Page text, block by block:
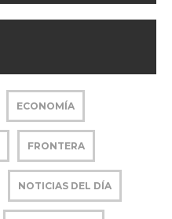
ECONOMÍA
FRONTERA
NOTICIAS DEL DÍA